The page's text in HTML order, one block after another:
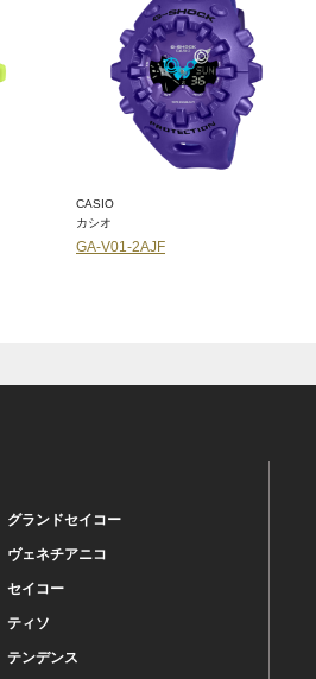
CASIO
カシオ
GA-V01-2AJF
グランドセイコー
ヴェネチアニコ
セイコー
ティソ
テンデンス